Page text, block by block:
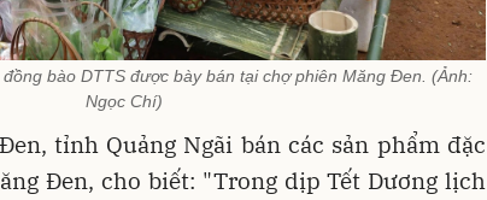
bào DTTS được bày bán tại chợ phiên Măng Đen. (Ảnh:
Ngọc Chí)
tỉnh Quảng Ngãi bán các sản phẩm đặc
Đen, cho biết: "Trong dịp Tết Dương lịch